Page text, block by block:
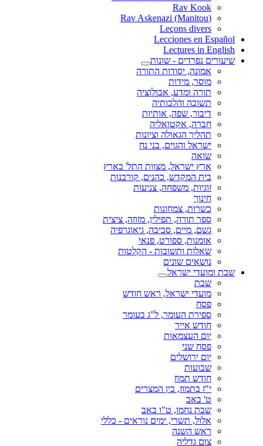
Rav Kook
(Rav Askenazi (Manitou
Leçons divers
Lecciones en Español
Lectures in English
שיעורים נפרדים - שונות
אמונה, יסודות התורה
מוסר, מידות
תורה ומדע, אבולוציה
תשובה והלכותיה
דיבור, שפה, אותיות
חברה, אקטואליה
תהליך הגאולה וציונות
ישראל והגוים, בני נח
שואה
ארץ ישראל, מצוות התל' בארץ
בית המקדש, כהנים, קורבנות
זוגיות, משפחה, צניעות
חינוך
כשרות, צמחונות
ספר תורה, תפילין, מזוזה, ציצית
גשם, מיים, סביבה, גיאוגרפיה
אומנות, ספורט, פנאי
שאלות ותשובות - הקלטות
נושאים שונים
שבת ומועדי ישראל
שבת
מועדי ישראל, ראש חודש
פסח
ספירת העומר, ל"ג בעומר
חודש אייר
יום העצמאות
פסח שני
יום ירושלים
שבועות
חודש תמוז
י"ז בתמוז, בין המצרים
ט' באב
שבת נחמו, ט"ו באב
אלול, תשרי, ימים נוראים - כללי
ראש השנה
צום גדליה